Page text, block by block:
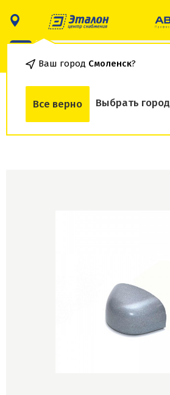
Ваш город Смоленск?
Все верно Выбрать город
О товаре Доставка и оплата